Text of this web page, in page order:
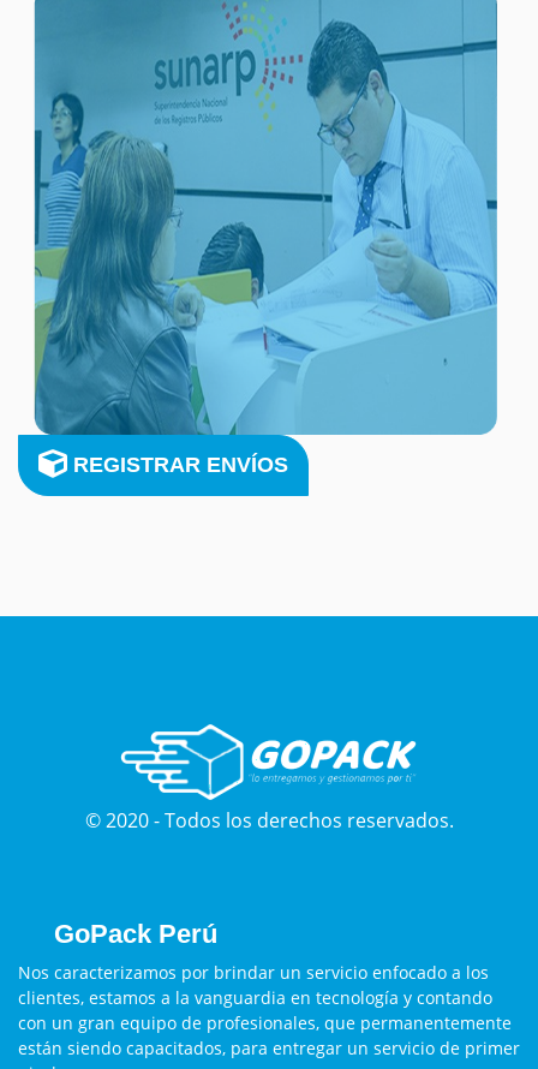
REGISTRAR ENVÍOS
© 2020 - Todos los derechos reservados.
GoPack Perú
Nos caracterizamos por brindar un servicio enfocado a los
clientes, estamos a la vanguardia en tecnología y contando
con un gran equipo de profesionales, que permanentemente
están siendo capacitados, para entregar un servicio de primer